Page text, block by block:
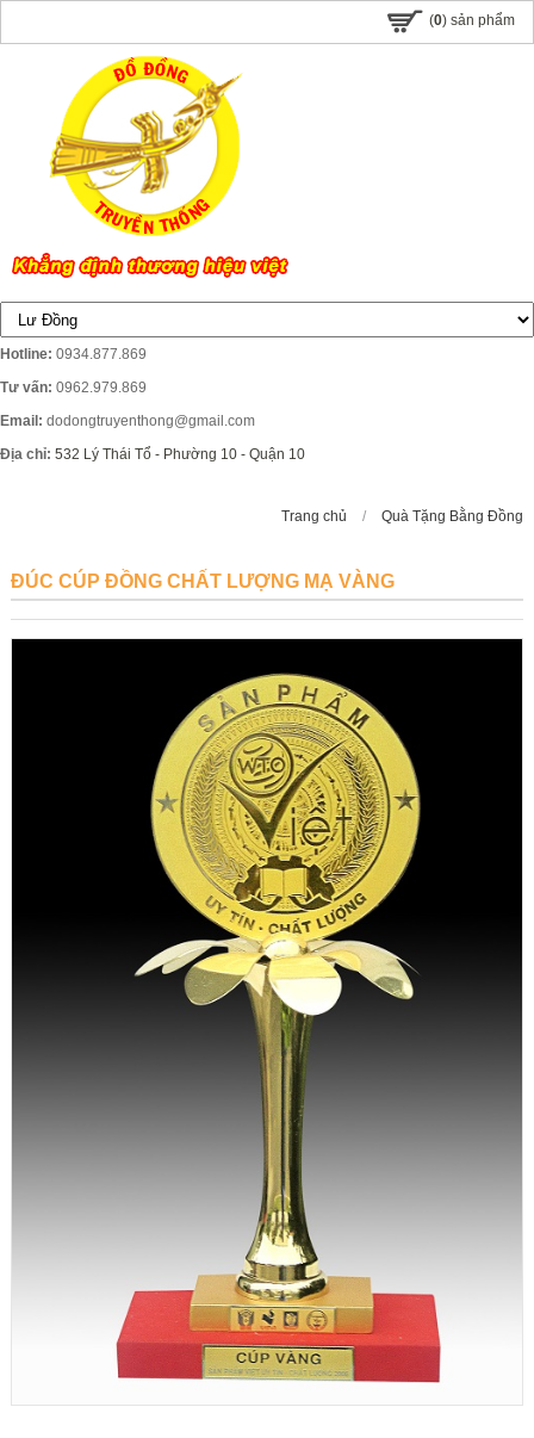
(0) sản phẩm
Hotline: 0934.877.869
Tư vấn: 0962.979.869
Email: dodongtruyenthong@gmail.com
Địa chỉ: 532 Lý Thái Tổ - Phường 10 - Quận 10
Trang chủ / Quà Tặng Bằng Đồng
ĐÚC CÚP ĐỒNG CHẤT LƯỢNG MẠ VÀNG